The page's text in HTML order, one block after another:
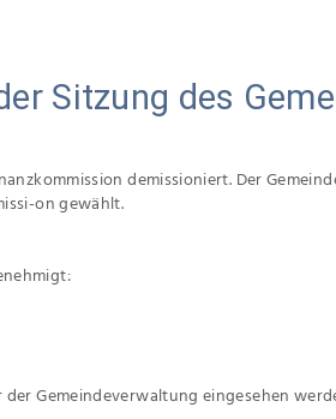
Sitzung des
demissioniert. Der
on gewählt.
Gemeindeverwaltung eingesehen